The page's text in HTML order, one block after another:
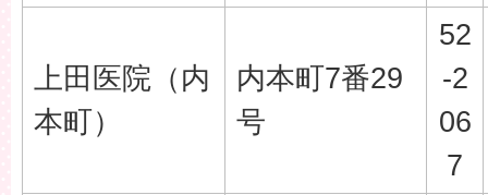
上田医院（内
本町）
内本町7番29
号
52
-2
06
7